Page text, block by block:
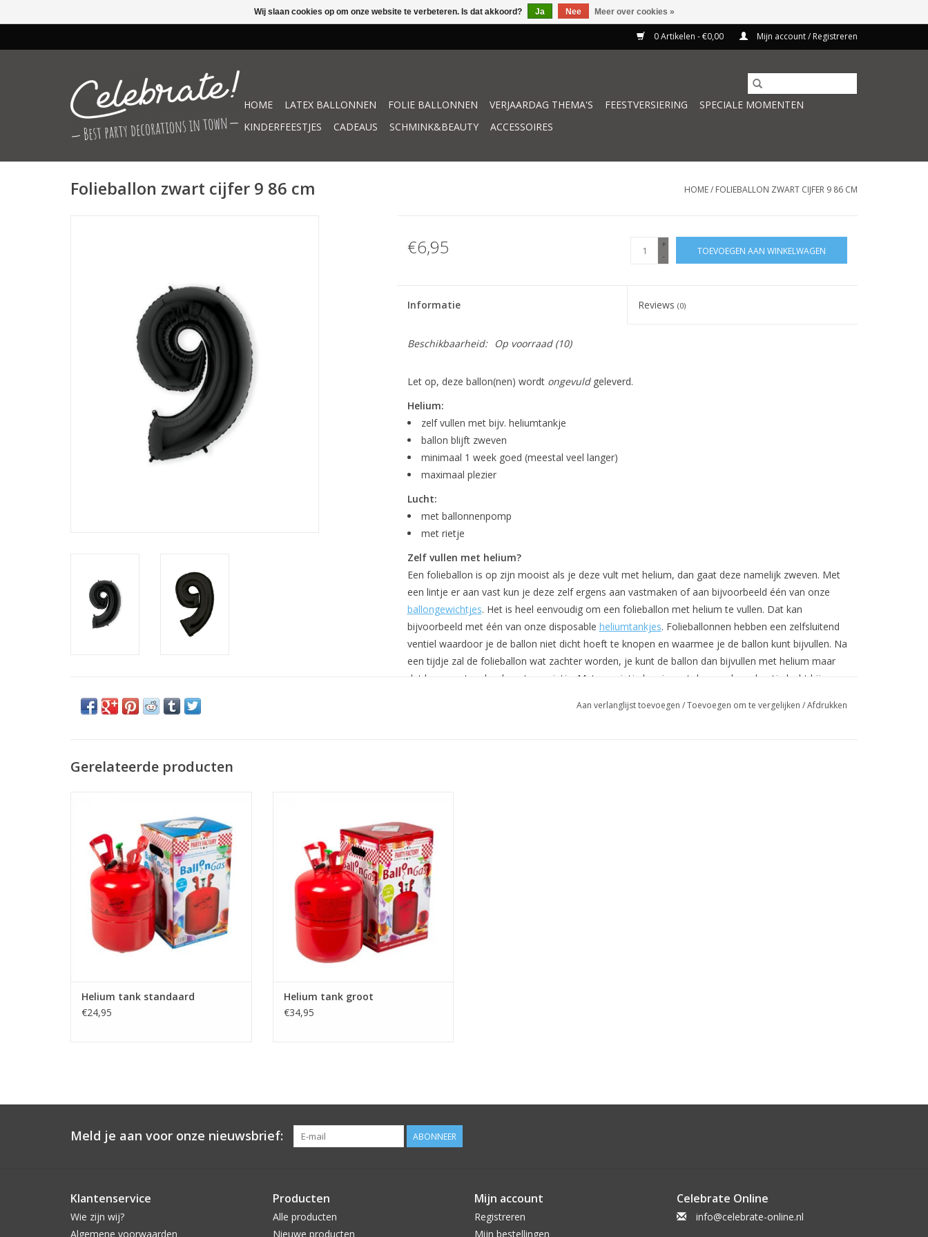
0 Artikelen - €0,00 Mijn account / Registreren
HOME LATEX BALLONNEN FOLIE BALLONNEN VERJAARDAG THEMA'S FEESTVERSIERING
SPECIALE MOMENTEN
KINDERFEESTJES
CADEAUS SCHMINK&BEAUTY ACCESSOIRES
Folieballon zwart cijfer 9 86 cm HOME/ FOLIEBALLON ZWART CIJFER 9 86 CM
€6,95
+
-
TOEVOEGEN AAN WINKELWAGEN
Informatie Reviews(0)
Beschikbaarheid: Op voorraad(10)
Let op, deze ballon(nen) wordt ongevuldgeleverd.
Helium:
zelf vullen met bijv. heliumtankje
ballon blijft zweven
minimaal 1 week goed (meestal veel langer)
maximaal plezier
Lucht:
met ballonnenpomp
met rietje
Zelf vullen met helium?
Een folieballon is op zijn mooist als je deze vult met helium, dan gaat deze namelijk zweven. Met
een lintje er aan vast kun je deze zelf ergens aan vastmaken of aan bijvoorbeeld één van onze
ballongewichtjes. Het is heel eenvoudig om een folieballon met helium te vullen. Dat kan
bijvoorbeeld met één van onze disposable heliumtankjes. Folieballonnen hebben een zelfsluitend
ventiel waardoor je de ballon niet dicht hoeft te knopen en waarmee je de ballon kunt bijvullen. Na
een tijdje zal de folieballon wat zachter worden, je kunt de ballon dan bijvullen met helium maar
dat kan eventueel ook met een rietje. Met een rietje kun je met de mond een beetje lucht bij
Aan verlanglijst toevoegen /Toevoegen om te vergelijken /Afdrukken
Gerelateerde producten
TOEVOEGEN AAN WINKELWAGEN
Helium tank standaard
€24,95
TOEVOEGEN AAN WINKELWAGEN
Helium tank groot
€34,95
Meld je aan voor onze nieuwsbrief: ABONNEER
Klantenservice
Wie zijn wij?
Algemene voorwaarden
Producten
Alle producten
Nieuwe producten
Mijn account
Registreren
Mijn bestellingen
Celebrate Online
info@celebrate-online.nl
Wij slaan cookies op om onze website te verbeteren. Is dat akkoord? Ja Nee Meer over cookies »